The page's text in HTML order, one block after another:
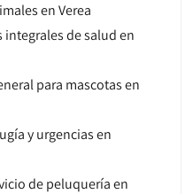
en Verea
de salud en
para mascotas en
y urgencias en
de peluquería en